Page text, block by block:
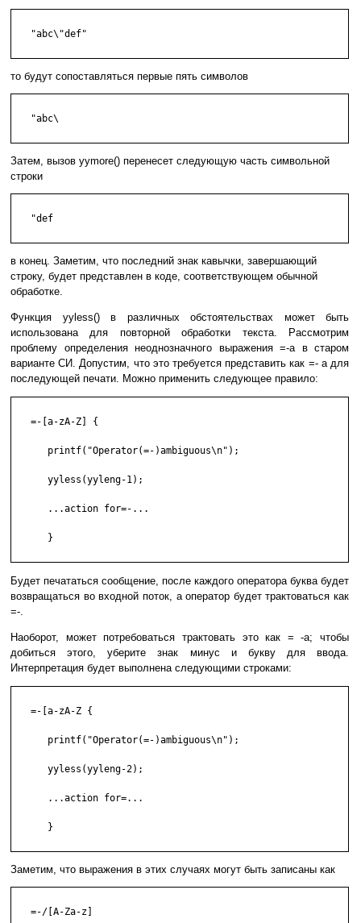
   "abc\"def"
то будут сопоставляться первые пять символов
   "abc\
Затем, вызов yymore() перенесет следующую часть символьной
строки
   "def
в конец. Заметим, что последний знак кавычки, завершающий
строку, будет представлен в коде, соответствующем обычной
обработке.
Функция yyless() в различных обстоятельствах может быть
использована для повторной обработки текста. Рассмотрим
проблему определения неоднозначного выражения =-a в старом
варианте СИ. Допустим, что это требуется представить как =- a для
последующей печати. Можно применить следующее правило:
   =-[a-zA-Z] {
      printf("Operator(=-)ambiguous\n");
      yyless(yyleng-1);
      ...action for=-...
      }
Будет печататься сообщение, после каждого оператора буква будет
возвращаться во входной поток, а оператор будет трактоваться как
=-.
Наоборот, может потребоваться трактовать это как = -a; чтобы
добиться этого, уберите знак минус и букву для ввода.
Интерпретация будет выполнена следующими строками:
   =-[a-zA-Z {
      printf("Operator(=-)ambiguous\n");
      yyless(yyleng-2);
      ...action for=...
      }
Заметим, что выражения в этих случаях могут быть записаны как
   =-/[A-Za-z]